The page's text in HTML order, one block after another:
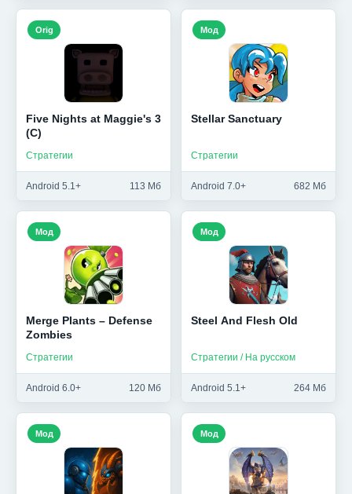
Five Nights at Maggie's 3
(C)
Стратегии
Android 5.1+ 113 Мб
Orig
Stellar Sanctuary
Стратегии
Android 7.0+ 682 Мб
Мод
Merge Plants – Defense
Zombies
Стратегии
Android 6.0+ 120 Мб
Мод
Steel And Flesh Old
Стратегии / На русском
Android 5.1+ 264 Мб
Мод
Мод Мод